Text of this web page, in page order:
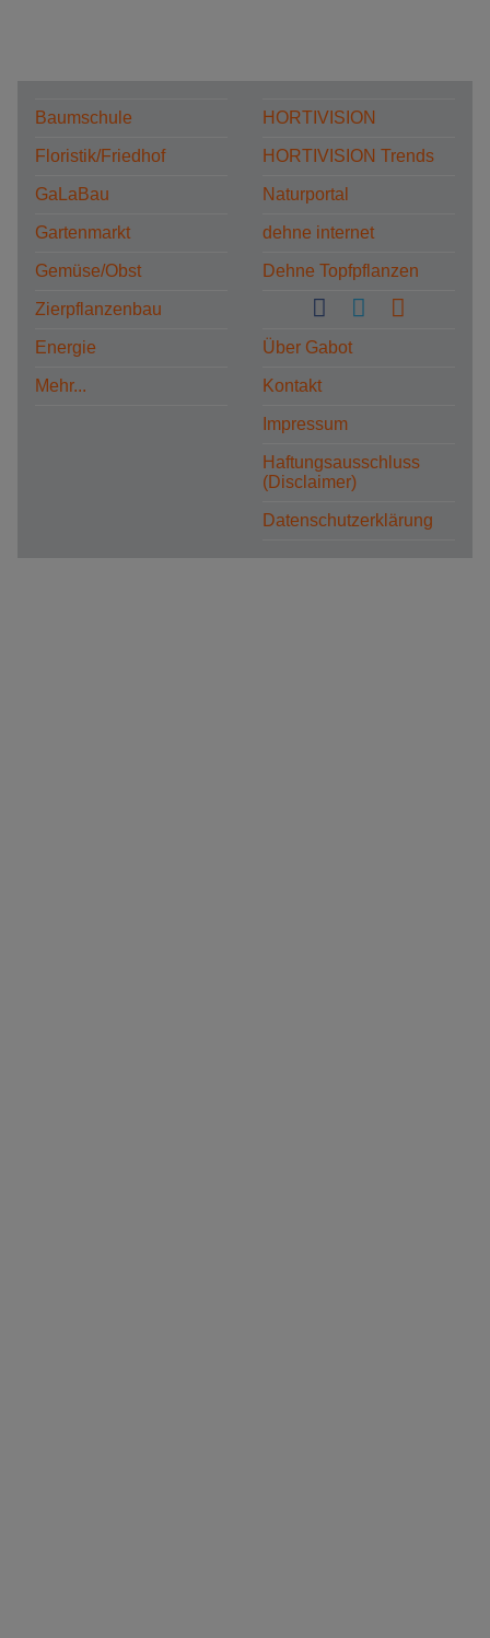
Baumschule
Floristik/Friedhof
GaLaBau
Gartenmarkt
Gemüse/Obst
Zierpflanzenbau
Energie
Mehr...
HORTIVISION
HORTIVISION Trends
Naturportal
dehne internet
Dehne Topfpflanzen
Über Gabot
Kontakt
Impressum
Haftungsausschluss
(Disclaimer)
Datenschutzerklärung